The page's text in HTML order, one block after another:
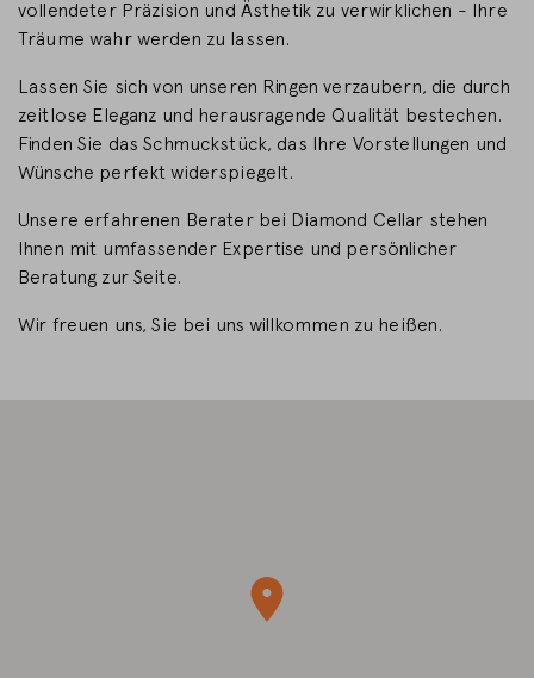
vollendeter Präzision und Ästhetik zu verwirklichen - Ihre
Träume wahr werden zu lassen.
Lassen Sie sich von unseren Ringen verzaubern, die durch
zeitlose Eleganz und herausragende Qualität bestechen.
Finden Sie das Schmuckstück, das Ihre Vorstellungen und
Wünsche perfekt widerspiegelt.
Unsere erfahrenen Berater bei Diamond Cellar stehen
Ihnen mit umfassender Expertise und persönlicher
Beratung zur Seite.
Wir freuen uns, Sie bei uns willkommen zu heißen.